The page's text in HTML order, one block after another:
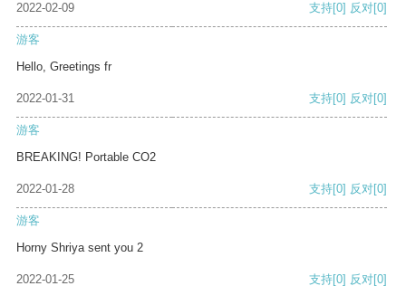
2022-02-09 支持[0] 反对[0]
游客
Hello, Greetings fr
2022-01-31 支持[0] 反对[0]
游客
BREAKING! Portable CO2
2022-01-28 支持[0] 反对[0]
游客
Horny Shriya sent you 2
2022-01-25 支持[0] 反对[0]